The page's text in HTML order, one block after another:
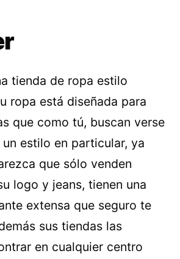
tienda de ropa estilo
ropa está diseñada para
que como tú, buscan verse
estilo en particular, ya
que sólo venden
logo y jeans, tienen una
extensa que seguro te
sus tiendas las
en cualquier centro